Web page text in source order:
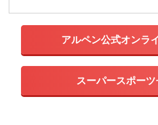
アルペン公式オンラ
スーパースポー